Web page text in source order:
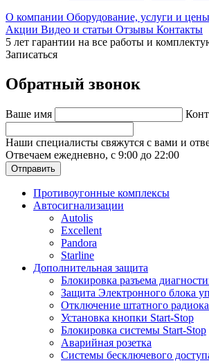
О компании Оборудование, услуги и цены
Акции Видео и статьи Отзывы Контакты
5 лет гарантии на все работы и
Записаться
Обратный звонок
Ваше имя
Наши специалисты свяжутся с вами и
Отвечаем ежедневно, с 9:00 до 22:00
Отправить
Противоугонные комплексы
Автосигнализации
Autolis
Excellent
Pandora
Starline
Дополнительная защита
Блокировка разъема
Защита Электронного блока
Отключение штатного
Установка кнопки Start-Stop
Блокировка системы Start-Stop
Аварийная розетка
Системы бесключевого